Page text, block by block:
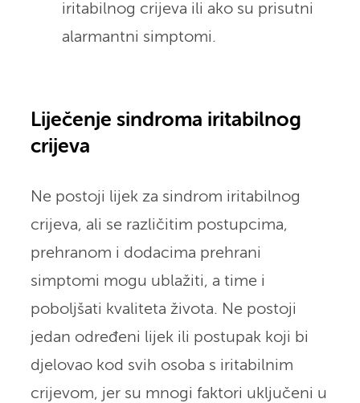
iritabilnog crijeva ili ako su prisutni
alarmantni simptomi.
Liječenje sindroma iritabilnog
crijeva
Ne postoji lijek za sindrom iritabilnog
crijeva, ali se različitim postupcima,
prehranom i dodacima prehrani
simptomi mogu ublažiti, a time i
poboljšati kvaliteta života. Ne postoji
jedan određeni lijek ili postupak koji bi
djelovao kod svih osoba s iritabilnim
crijevom, jer su mnogi faktori uključeni u